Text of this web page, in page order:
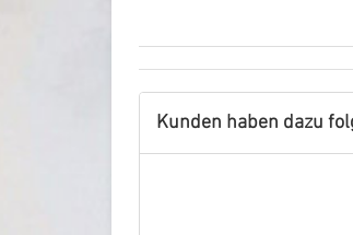
Kunden haben dazu